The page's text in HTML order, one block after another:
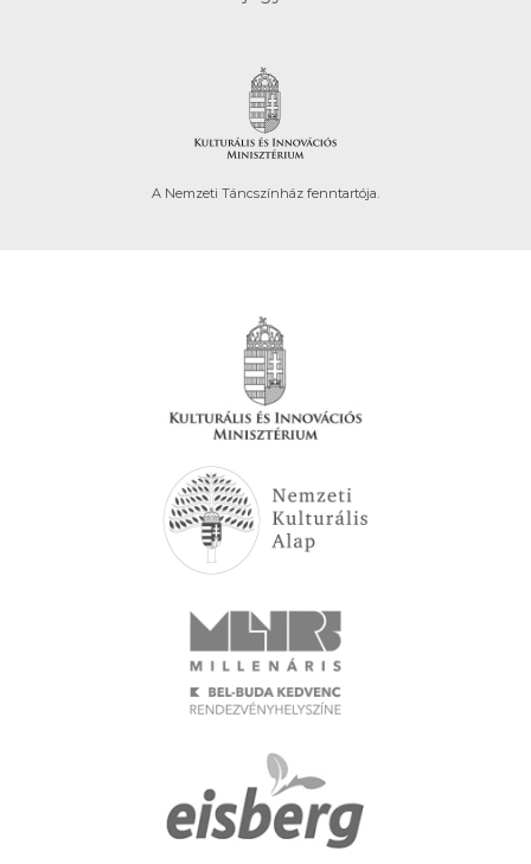
A Nemzeti Táncszínház fenntartója.